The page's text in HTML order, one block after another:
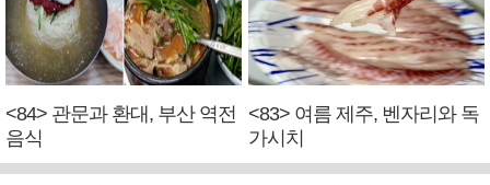
<84> 관문과 환대, 부산 역전
음식
<83> 여름 제주, 벤자리와 독
가시치